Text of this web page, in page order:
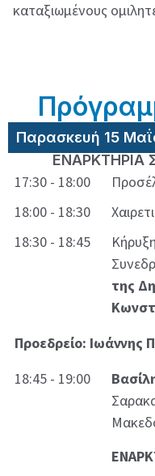
καταξιωμένους
Παρασκευή 15
ΕΝΑΡΚΤΗΡΙΑ
17:30 - 18:00
18:00 - 18:30
18:30 - 18:45
της
Προεδρείο: Ιωάννης
18:45 - 19:00